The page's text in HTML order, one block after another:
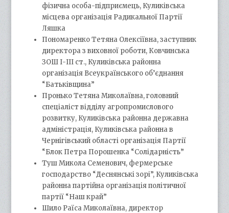
фізична особа-підприємець, Куликівська
місцева організація Радикальної Партії
Ляшка
Пономаренко Тетяна Олексіївна, заступник
директора з виховної роботи, Ковчинська
ЗОШ І-ІІІ ст., Куликівська районна
організація Всеукраїнського об’єднання
“Батьківщина”
Пронько Тетяна Миколаївна, головний
спеціаліст відділу агропромислового
розвитку, Куликівська районна державна
адміністрація, Куликівська районна в
Чернігівський області організація Партії
“Блок Петра Порошенка “Солідарність”
Туш Микола Семенович, фермерське
господарство “Деснянські зорі”, Куликівська
районна партійна організація політичної
партії “Наш край”
Шило Раїса Миколаївна, директор